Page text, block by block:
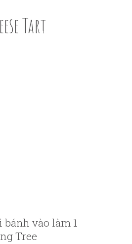
Tart
bánh vào làm 1
Tree